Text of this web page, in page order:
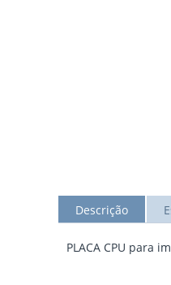
Descrição
PLACA CPU para